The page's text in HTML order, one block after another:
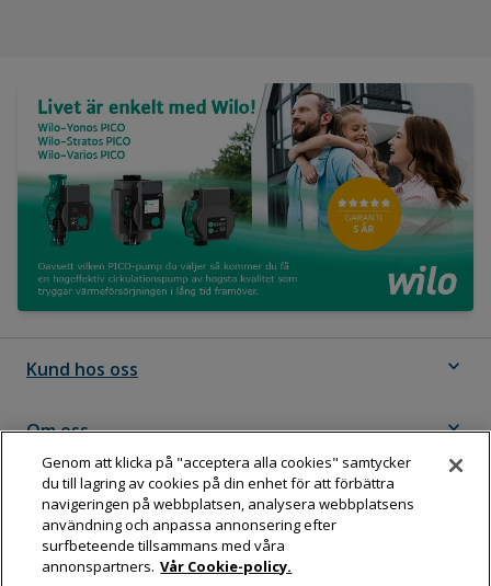
Kund hos oss expand_more
Om oss expand_more
Följ Dahl
Genom att klicka på "acceptera alla cookies" samtycker
du till lagring av cookies på din enhet för att förbättra
navigeringen på webbplatsen, analysera webbplatsens
användning och anpassa annonsering efter
surfbeteende tillsammans med våra
annonspartners. Vår Cookie-policy.